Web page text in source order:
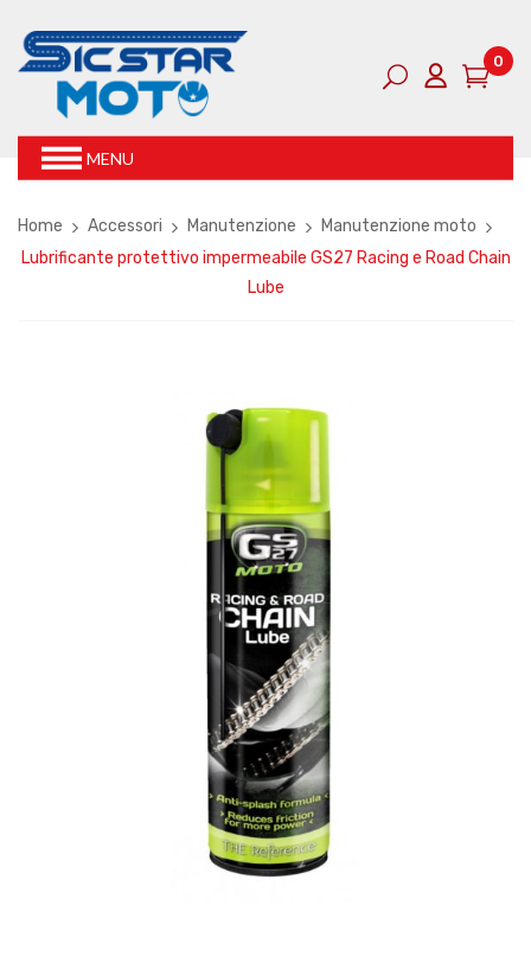
0
MENU
Home Accessori Manutenzione
Manutenzione moto
Lubrificante protettivo impermeabile GS27 Racing e Road Chain
Lube